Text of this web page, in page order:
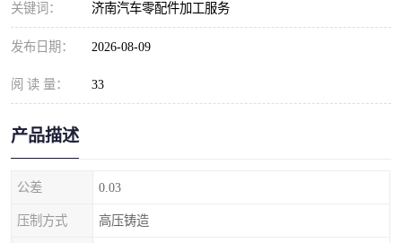
关键词： 济南汽车零配件加工服务
发布日期： 2026-08-09
阅 读 量： 33
产品描述
公差 0.03
压制方式 高压铸造